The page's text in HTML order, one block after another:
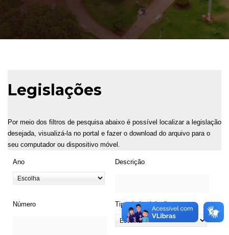
Legislações
Por meio dos filtros de pesquisa abaixo é possível localizar a legislação
desejada, visualizá-la no portal e fazer o download do arquivo para o
seu computador ou dispositivo móvel.
Ano Descrição
Número Tipo de Legislação